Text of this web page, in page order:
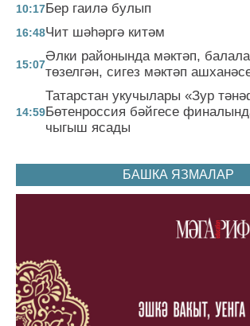
10:17Бер гаилә булып
16:48Чит шәһәргә китәм
15:07
Әлки районында мәктәп,
төзелгән, сигез мәктәп
14:59
Татарстан укучылары «Зур
Бөтенроссия бәйгесе
чыгыш ясады
БАШКА ЯЗМАЛАР